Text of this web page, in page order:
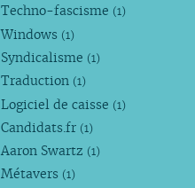
Techno-fascisme (1)
Windows (1)
Syndicalisme (1)
Traduction (1)
Logiciel de caisse (1)
Candidats.fr (1)
Aaron Swartz (1)
Métavers (1)